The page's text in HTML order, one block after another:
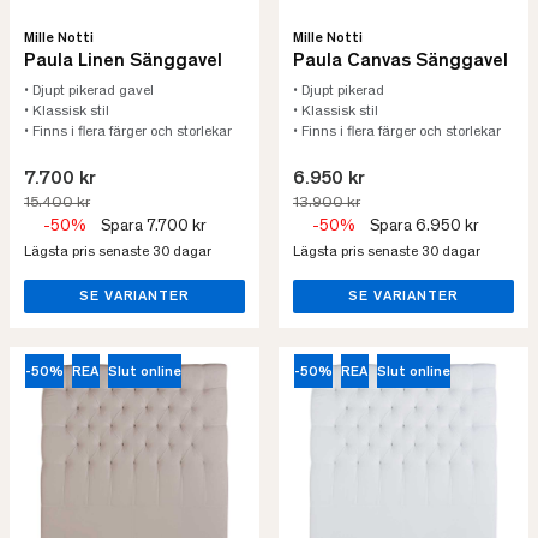
Mille Notti
Paula Linen Sänggavel
• Djupt pikerad gavel
• Klassisk stil
• Finns i flera färger och storlekar
7.700 kr
15.400 kr
-50% Spara 7.700 kr
Lägsta pris senaste 30 dagar
SE VARIANTER
Mille Notti
Paula Canvas Sänggavel
• Djupt pikerad
• Klassisk stil
• Finns i flera färger och storlekar
6.950 kr
13.900 kr
-50% Spara 6.950 kr
Lägsta pris senaste 30 dagar
SE VARIANTER
-50% REA Slut online -50% REA Slut online